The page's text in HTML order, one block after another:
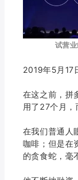
试营
2019年5月17
在这之前，拼
用了27个月，
在我们普通人
咖啡；但是在
的贪食蛇，毫